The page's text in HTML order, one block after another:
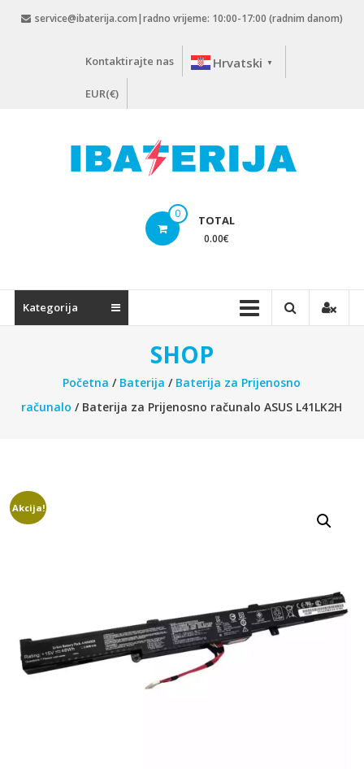
service@ibaterija.com|radno vrijeme: 10:00-17:00 (radnim danom)
Kontaktirajte nas Hrvatski ▼
EUR(€)
0 TOTAL
0.00€
Kategorija
SHOP
Početna / Baterija / Baterija za Prijenosno
računalo / Baterija za Prijenosno računalo ASUS L41LK2H
Akcija!